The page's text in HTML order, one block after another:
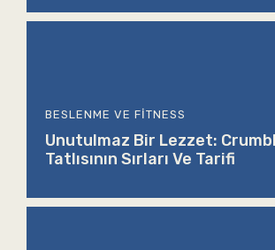
BESLENME VE FITNESS
Unutulmaz Bir Lezzet:
Tatlısının Sırları Ve Tarifi